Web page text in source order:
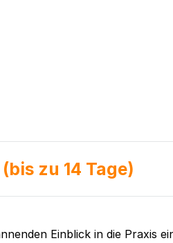
zu 14 Tage)
Einblick in die Praxis